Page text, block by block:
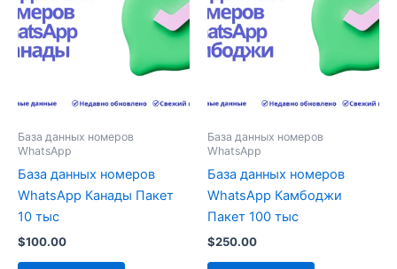
База данных номеров
WhatsApp
База данных номеров
WhatsApp Канады Пакет
10 тыс
$100.00
База данных номеров
WhatsApp
База данных номеров
WhatsApp Камбоджи
Пакет 100 тыс
$250.00